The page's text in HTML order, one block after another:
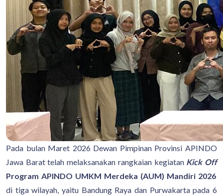
Pada bulan Maret 2026 Dewan Pimpinan Provinsi APINDO
Jawa Barat telah melaksanakan rangkaian kegiatan Kick Off
Program APINDO UMKM Merdeka (AUM) Mandiri 2026
di tiga wilayah, yaitu Bandung Raya dan Purwakarta pada 6